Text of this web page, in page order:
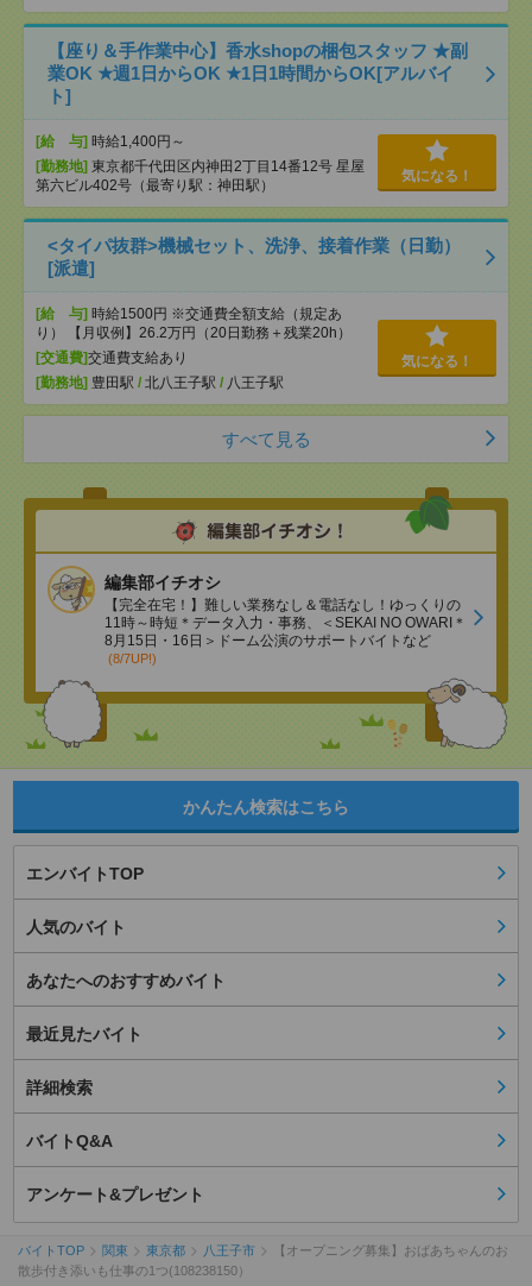
【座り＆手作業中心】香水shopの梱包スタッフ ★副
業OK ★週1日からOK ★1日1時間からOK[アルバイ
ト]
[給 与] 時給1,400円～
[勤務地] 東京都千代田区内神田2丁目14番12号 星屋
第六ビル402号（最寄り駅：神田駅）
気になる！
<タイパ抜群>機械セット、洗浄、接着作業（日勤）
[派遣]
[給 与] 時給1500円 ※交通費全額支給（規定あ
り） 【月収例】26.2万円（20日勤務＋残業20h）
[交通費]交通費支給あり
[勤務地] 豊田駅 / 北八王子駅 / 八王子駅
気になる！
すべて見る
編集部イチオシ
【完全在宅！】難しい業務なし＆電話なし！ゆっくりの
11時～時短＊データ入力・事務、＜SEKAI NO OWARI＊
8月15日・16日＞ドーム公演のサポートバイトなど
(8/7UP!)
かんたん検索はこちら
エンバイトTOP
人気のバイト
あなたへのおすすめバイト
最近見たバイト
詳細検索
バイトQ&A
アンケート&プレゼント
バイトTOP 関東 東京都 八王子市
【オープニング募集】おばあちゃんのお
散歩付き添いも仕事の1つ(108238150）